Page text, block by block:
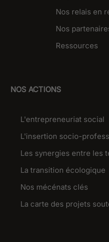
Nos relais en
Nos
Ressources
NOS ACTIONS
L'entrepreneuriat social
L'insertion socio-
Les synergies entre les
La transition écologique
Nos mécénats clés
La carte des projets